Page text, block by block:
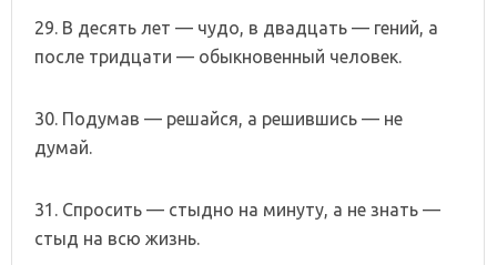
29. В десять лет — чудо, в двадцать — гений, а
после тридцати — обыкновенный человек.
30. Подумав — решайся, а решившись — не
думай.
31. Спросить — стыдно на минуту, а не знать —
стыд на всю жизнь.